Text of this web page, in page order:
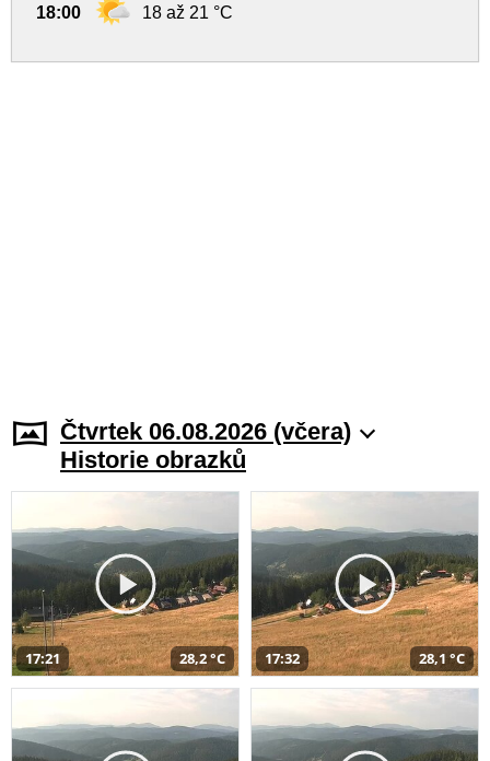
18:00 18 až 21 °C
Čtvrtek 06.08.2026 (včera)
Historie obrazků
17:21 28,2 °C 17:32 28,1 °C